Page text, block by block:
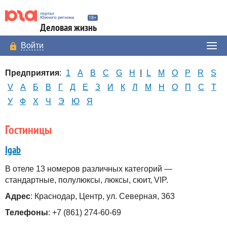
Деловая жизнь
Войти
Предприятия: 1 A B C G H L M O P R
S
V
А Б В Г Д Е З И К Л М Н О П С
Т
У
Ф Х Ч Э Ю Я
Гостиницы
Igab
В отеле 13 номеров различных категорий —
стандартные, полулюксы, люксы, сюит, VIP.
Адрес: Краснодар, Центр, ул. Северная, 363
Телефоны: +7 (861) 274-60-69